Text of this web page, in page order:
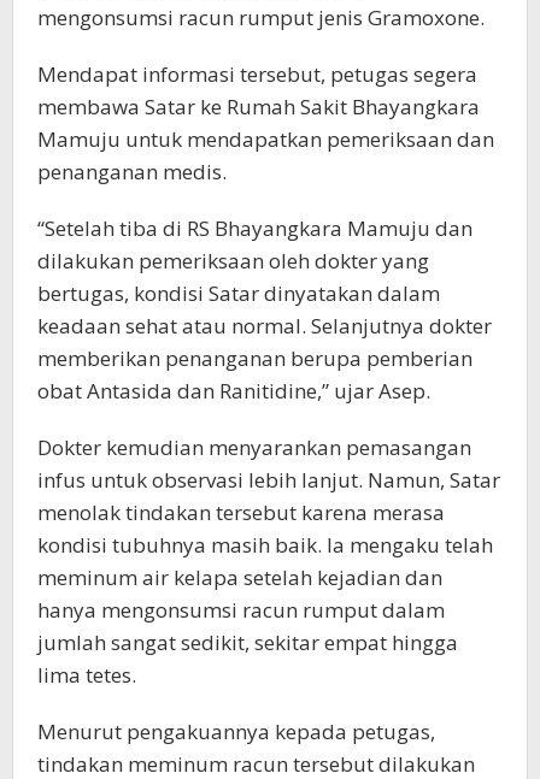
mengonsumsi racun rumput jenis Gramoxone.
Mendapat informasi tersebut, petugas segera
membawa Satar ke Rumah Sakit Bhayangkara
Mamuju untuk mendapatkan pemeriksaan dan
penanganan medis.
“Setelah tiba di RS Bhayangkara Mamuju dan
dilakukan pemeriksaan oleh dokter yang
bertugas, kondisi Satar dinyatakan dalam
keadaan sehat atau normal. Selanjutnya dokter
memberikan penanganan berupa pemberian
obat Antasida dan Ranitidine,” ujar Asep.
Dokter kemudian menyarankan pemasangan
infus untuk observasi lebih lanjut. Namun, Satar
menolak tindakan tersebut karena merasa
kondisi tubuhnya masih baik. Ia mengaku telah
meminum air kelapa setelah kejadian dan
hanya mengonsumsi racun rumput dalam
jumlah sangat sedikit, sekitar empat hingga
lima tetes.
Menurut pengakuannya kepada petugas,
tindakan meminum racun tersebut dilakukan